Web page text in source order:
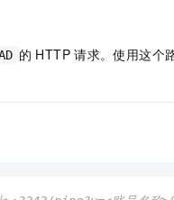
的 HTTP 请求。使用这个
即刻拥有 DeepSeek-R1